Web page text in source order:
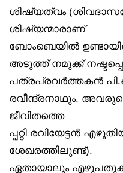
ശിഷ്യത്വം
ശിഷ്യന്മാരാണ്
ബോംബെയിൽ
അടുത്ത് നമുക്ക്
പത്രപ്രവർത്തകൻ
രവീന്ദ്രനാഥും.
ജീവിതത്തെ
പ്പറ്റി രവിയേട്ടൻ
ശേഖരത്തിലുണ്ട്).
ഏതായാലും